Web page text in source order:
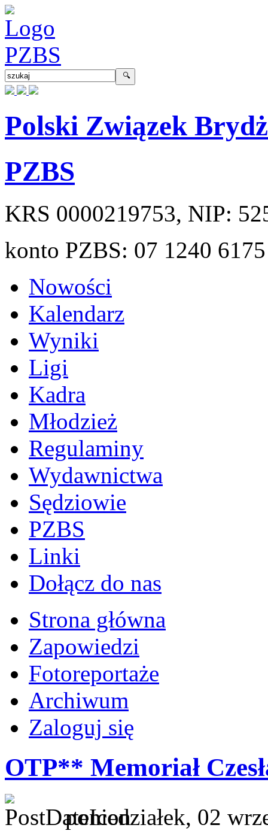
Polski Związek
PZBS
KRS 0000219753, NIP:
konto PZBS: 07 1240
Nowości
Kalendarz
Wyniki
Ligi
Kadra
Młodzież
Regulaminy
Wydawnictwa
Sędziowie
PZBS
Linki
Dołącz do nas
Strona główna
Zapowiedzi
Fotoreportaże
Archiwum
Zaloguj się
OTP** Memoriał
poniedziałek, 02